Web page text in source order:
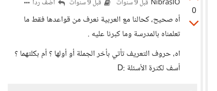
0
NibrasIO قبل 9 سنوات قبل 9 سنوات أضف ردا
أه صحيح، كحالنا مع العربية نعرف من قواعدها فقط ما
تعلمناه بالمدرسة وما كبرنا عليه .
اه، حروف التعريف تأتي بأخر الجملة أو أولها ؟ أم بكلتهما ؟
أسف لكثرة الأسئلة :D